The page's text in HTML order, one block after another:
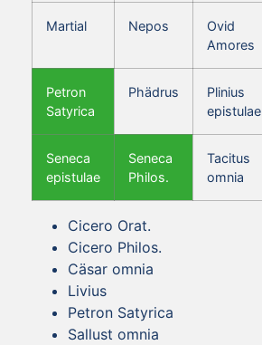
Martial Nepos
Ovid
Amores
Petron
Satyrica
Phädrus
Plinius
epistulae
Seneca
epistulae
Seneca
Philos.
Tacitus
omnia
Cicero Orat.
Cicero Philos.
Cäsar omnia
Livius
Petron Satyrica
Sallust omnia